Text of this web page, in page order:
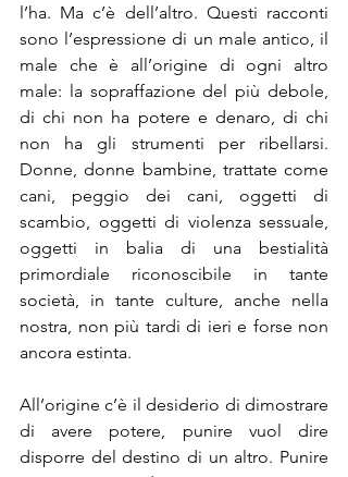
l’ha. Ma c’è dell’altro. Questi racconti
sono l’espressione di un male antico, il
male che è all’origine di ogni altro
male: la sopraffazione del più debole,
di chi non ha potere e denaro, di chi
non ha gli strumenti per ribellarsi.
Donne, donne bambine, trattate come
cani, peggio dei cani, oggetti di
scambio, oggetti di violenza sessuale,
oggetti in balia di una bestialità
primordiale riconoscibile in tante
società, in tante culture, anche nella
nostra, non più tardi di ieri e forse non
ancora estinta.
All’origine c’è il desiderio di dimostrare
di avere potere, punire vuol dire
disporre del destino di un altro. Punire